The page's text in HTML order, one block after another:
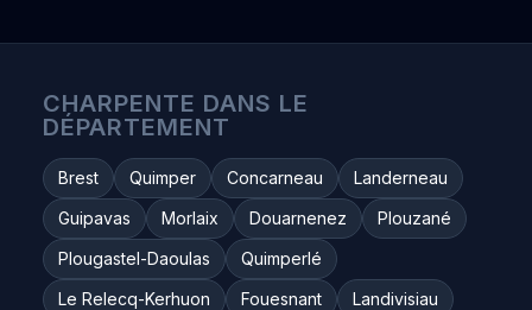
CHARPENTE DANS LE
DÉPARTEMENT
Brest Quimper Concarneau
Landerneau
Guipavas
Morlaix Douarnenez
Plouzané
Plougastel-Daoulas
Quimperlé
Le Relecq-Kerhuon
Fouesnant
Landivisiau